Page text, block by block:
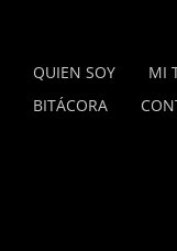
QUIEN SOY MI
BITÁCORA